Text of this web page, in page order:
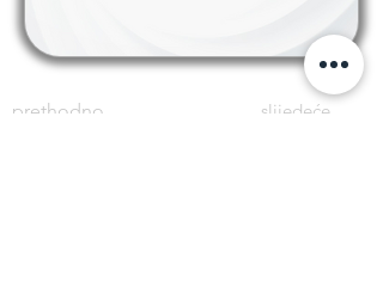
prethodno slijedeće